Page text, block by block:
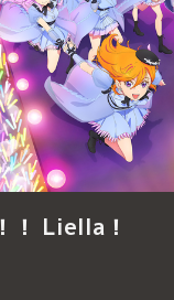
！ Liella！